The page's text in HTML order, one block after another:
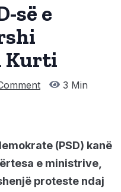
së e
Kurti
3 Min
(PSD) kanë
e ministrive,
proteste ndaj